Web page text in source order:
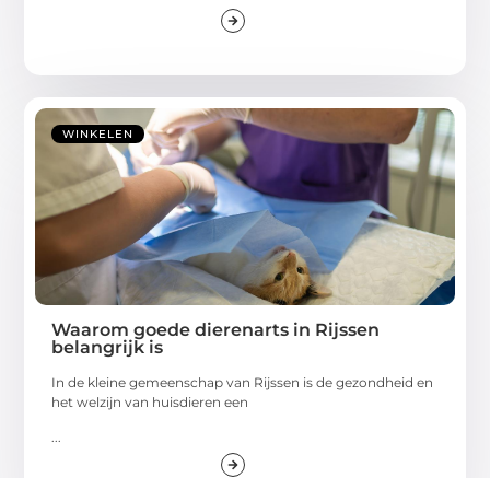
WINKELEN
Waarom goede dierenarts in Rijssen
belangrijk is
In de kleine gemeenschap van Rijssen is de gezondheid en
het welzijn van huisdieren een
...